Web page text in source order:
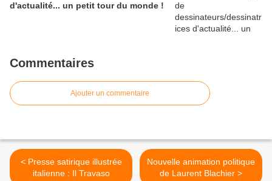
d'actualité... un petit tour du monde !
Commentaires
Ajouter un commentaire
< Presse satirique illustrée
italienne : Il Travaso
Nouvelle animation politique
de Laurent Blachier >